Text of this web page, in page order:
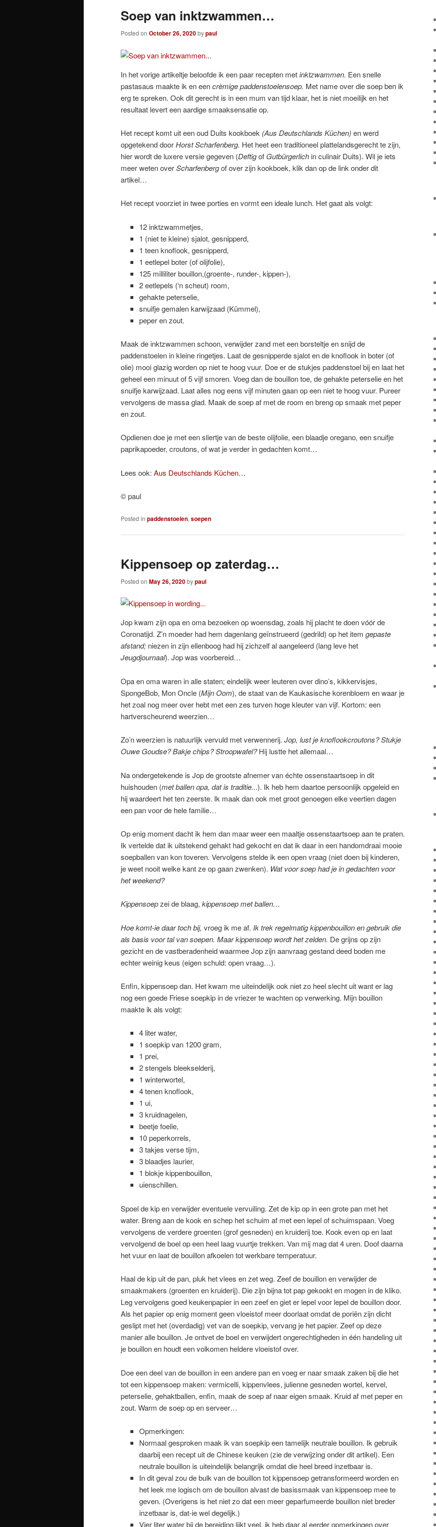
Soep van inktzwammen…
Posted on October 26, 2020bypaul
In het vorige artikeltje beloofde ik een paar recepten metinktzwammen. Een snelle
pastasaus maakte ik en eencrèmige paddenstoelensoep. Met name over die soep ben ik
erg te spreken. Ook dit gerecht is in een mum van tijd klaar, het is niet moeilijk en het
resultaat levert een aardige smaaksensatie op.
Het recept komt uit een oud Duits kookboek (Aus Deutschlands Küchen) en werd
opgetekend doorHorst Scharfenberg. Het heet een traditioneel plattelandsgerecht te zijn,
hier wordt de luxere versie gegeven (Deftigof Gutbürgerlich in culinair Duits). Wil je iets
meer weten overScharfenbergof over zijn kookboek, klik dan op de link onder dit
artikel…
Het recept voorziet in twee porties en vormt een ideale lunch. Het gaat als volgt:
12 inktzwammetjes,
1 (niet te kleine) sjalot, gesnipperd,
1 teen knoflook, gesnipperd,
1 eetlepel boter (of olijfolie),
125 milliliter bouillon,(groente-, runder-, kippen-),
2 eetlepels (‘n scheut) room,
gehakte peterselie,
snuifje gemalen karwijzaad (Kümmel),
peper en zout.
Maak de inktzwammen schoon, verwijder zand met een borsteltje en snijd de
paddenstoelen in kleine ringetjes. Laat de gesnipperde sjalot en de knoflook in boter (of
olie) mooi glazig worden op niet te hoog vuur. Doe er de stukjes paddenstoel bij en laat het
geheel een minuut of 5 vijf smoren. Voeg dan de bouillon toe, de gehakte peterselie en het
snuifje karwijzaad. Laat alles nog eens vijf minuten gaan op een niet te hoog vuur. Pureer
vervolgens de massa glad. Maak de soep af met de room en breng op smaak met peper
en zout.
Opdienen doe je met een sliertje van de beste olijfolie, een blaadje oregano, een snuifje
paprikapoeder, croutons, of wat je verder in gedachten komt…
Lees ook: Aus Deutschlands Küchen…
© paul
Posted in paddenstoelen, soepen
Kippensoep op zaterdag…
Posted on May 26, 2020bypaul
Jop kwam zijn opa en oma bezoeken op woensdag, zoals hij placht te doen vóór de
Coronatijd. Z’n moeder had hem dagenlang geïnstrueerd (gedrild) op het item gepaste
afstand; niezen in zijn ellenboog had hij zichzelf al aangeleerd (lang leve het
Jeugdjournaal). Jop was voorbereid…
Opa en oma waren in alle staten; eindelijk weer leuteren over dino’s, kikkervisjes,
SpongeBob, Mon Oncle (Mijn Oom), de staat van de Kaukasische korenbloem en waar je
het zoal nog meer over hebt met een zes turven hoge kleuter van vijf. Kortom: een
hartverscheurend weerzien…
Zo’n weerzien is natuurlijk vervuld met verwennerij. Jop, lust je knoflookcroutons? Stukje
Ouwe Goudse? Bakje chips? Stroopwafel?Hij lustte het allemaal…
Na ondergetekende is Jop de grootste afnemer van échte ossenstaartsoep in dit
huishouden (met ballen opa, dat is traditie...). Ik heb hem daartoe persoonlijk opgeleid en
hij waardeert het ten zeerste. Ik maak dan ook met groot genoegen elke veertien dagen
een pan voor de hele familie…
Op enig moment dacht ik hem dan maar weer een maaltje ossenstaartsoep aan te praten.
Ik vertelde dat ik uitstekend gehakt had gekocht en dat ik daar in een handomdraai mooie
soepballen van kon toveren. Vervolgens stelde ik een open vraag (niet doen bij kinderen,
je weet nooit welke kant ze op gaan zwenken). Wat voor soep had je in gedachten voor
het weekend?
Kippensoepzei de blaag, kippensoep met ballen…
Hoe komt-ie daar toch bij, vroeg ik me af. Ik trek regelmatig kippenbouillon en gebruik die
als basis voor tal van soepen. Maar kippensoep wordt het zelden. De grijns op zijn
gezicht en de vastberadenheid waarmee Jop zijn aanvraag gestand deed boden me
echter weinig keus (eigen schuld: open vraag…).
Enfin, kippensoep dan. Het kwam me uiteindelijk ook niet zo heel slecht uit want er lag
nog een goede Friese soepkip in de vriezer te wachten op verwerking. Mijn bouillon
maakte ik als volgt:
4 liter water,
1 soepkip van 1200 gram,
1 prei,
2 stengels bleekselderij,
1 winterwortel,
4 tenen knoflook,
1 ui,
3 kruidnagelen,
beetje foelie,
10 peperkorrels,
3 takjes verse tijm,
3 blaadjes laurier,
1 blokje kippenbouillon,
uienschillen.
Spoel de kip en verwijder eventuele vervuiling. Zet de kip op in een grote pan met het
water. Breng aan de kook en schep het schuim af met een lepel of schuimspaan. Voeg
vervolgens de verdere groenten (grof gesneden) en kruiderij toe. Kook even op en laat
vervolgend de boel op een heel laag vuurtje trekken. Van mij mag dat 4 uren. Doof daarna
het vuur en laat de bouillon afkoelen tot werkbare temperatuur.
Haal de kip uit de pan, pluk het vlees en zet weg. Zeef de bouillon en verwijder de
smaakmakers (groenten en kruiderij). Die zijn bijna tot pap gekookt en mogen in de kliko.
Leg vervolgens goed keukenpapier in een zeef en giet er lepel voor lepel de bouillon door.
Als het papier op enig moment geen vloeistof meer doorlaat omdat de poriën zijn dicht
geslipt met het (overdadig) vet van de soepkip, vervang je het papier. Zeef op deze
manier alle bouillon. Je ontvet de boel en verwijdert ongerechtigheden in één handeling uit
je bouillon en houdt een volkomen heldere vloeistof over.
Doe een deel van de bouillon in een andere pan en voeg er naar smaak zaken bij die het
tot een kippensoep maken: vermicelli, kippenvlees, julienne gesneden wortel, kervel,
peterselie, gehaktballen, enfin, maak de soep af naar eigen smaak. Kruid af met peper en
zout. Warm de soep op en serveer…
Opmerkingen:
Normaal gesproken maak ik van soepkip een tamelijk neutrale bouillon. Ik gebruik
daarbij een recept uit de Chinese keuken (zie de verwijzing onder dit artikel). Een
neutrale bouillon is uiteindelijk belangrijk omdat die heel breed inzetbaar is.
In dit geval zou de bulk van de bouillon tot kippensoep getransformeerd worden en
het leek me logisch om de bouillon alvast de basissmaak van kippensoep mee te
geven. (Overigens is het niet zo dat een meer geparfumeerde bouillon niet breder
inzetbaar is, dat-ie wel degelijk.)
Vier liter water bij de bereiding lijkt veel, ik heb daar al eerder opmerkingen over